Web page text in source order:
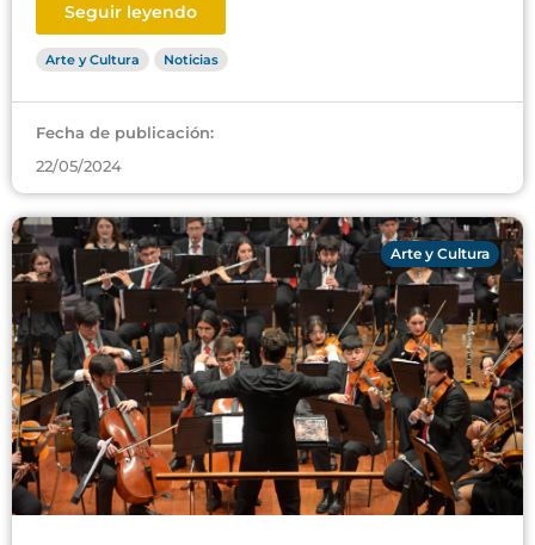
Seguir leyendo
Arte y Cultura Noticias
Fecha de publicación:
22/05/2024
Arte y Cultura